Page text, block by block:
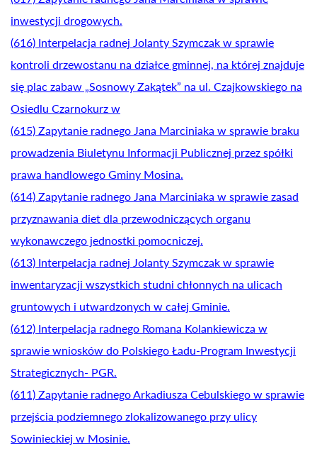
inwestycji drogowych.
(616) Interpelacja radnej Jolanty Szymczak w sprawie
kontroli drzewostanu na działce gminnej, na której znajduje
się plac zabaw „Sosnowy Zakątek” na ul. Czajkowskiego na
Osiedlu Czarnokurz w
(615) Zapytanie radnego Jana Marciniaka w sprawie braku
prowadzenia Biuletynu Informacji Publicznej przez spółki
prawa handlowego Gminy Mosina.
(614) Zapytanie radnego Jana Marciniaka w sprawie zasad
przyznawania diet dla przewodniczących organu
wykonawczego jednostki pomocniczej.
(613) Interpelacja radnej Jolanty Szymczak w sprawie
inwentaryzacji wszystkich studni chłonnych na ulicach
gruntowych i utwardzonych w całej Gminie.
(612) Interpelacja radnego Romana Kolankiewicza w
sprawie wniosków do Polskiego Ładu-Program Inwestycji
Strategicznych- PGR.
(611) Zapytanie radnego Arkadiusza Cebulskiego w sprawie
przejścia podziemnego zlokalizowanego przy ulicy
Sowinieckiej w Mosinie.